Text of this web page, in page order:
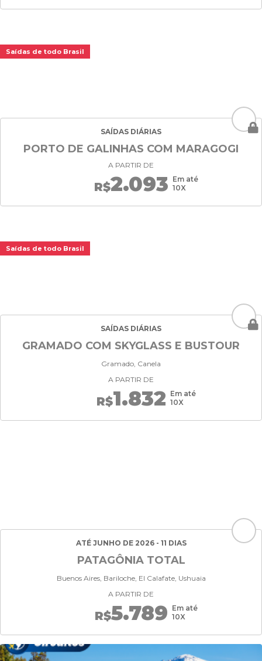
Saídas de todo Brasil
SAÍDAS DIÁRIAS
PORTO DE GALINHAS COM MARAGOGI
A PARTIR DE
R$2.093 Em até
10X
Saídas de todo Brasil
SAÍDAS DIÁRIAS
GRAMADO COM SKYGLASS E BUSTOUR
Gramado, Canela
A PARTIR DE
R$1.832 Em até
10X
ATÉ JUNHO DE 2026 - 11 DIAS
PATAGÔNIA TOTAL
Buenos Aires, Bariloche, El Calafate, Ushuaia
A PARTIR DE
R$5.789 Em até
10X